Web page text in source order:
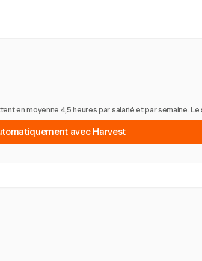
en moyenne 4,5 heures par salarié et par semaine.
avec Harvest